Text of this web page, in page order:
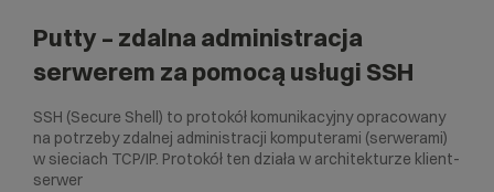
Putty – zdalna administracja
serwerem za pomocą usługi SSH
SSH (Secure Shell) to protokół komunikacyjny opracowany
na potrzeby zdalnej administracji komputerami (serwerami)
w sieciach TCP/IP. Protokół ten działa w architekturze klient-
serwer